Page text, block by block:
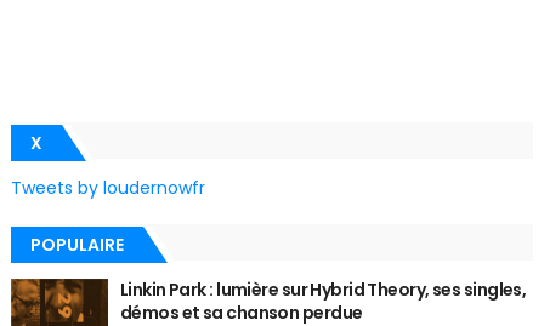
X
Tweets by loudernowfr
POPULAIRE
Linkin Park : lumière sur Hybrid Theory, ses singles,
démos et sa chanson perdue